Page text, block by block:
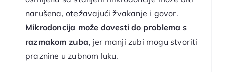
narušena, otežavajući žvakanje i govor.
Mikrodoncija može dovesti do problema s
razmakom zuba, jer manji zubi mogu stvoriti
praznine u zubnom luku.